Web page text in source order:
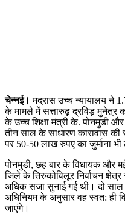
चेन्नई। मद्रास उच्च न्यायालय ने
के मामले में सत्तारुढ़ द्रविड़ मुनेत्र
के उच्च शिक्षा मंत्री के. पोनमुडी
तीन साल के साधारण कारावास की
पर 50-50 लाख रुपए का जुर्माना भी
पोनमुडी, छह बार के विधायक और
जिले के तिरुकोविलूर निर्वाचन
अधिक सजा सुनाई गई थी। दो
अधिनियम के अनुसार वह स्वत: ही
जाएंगे।